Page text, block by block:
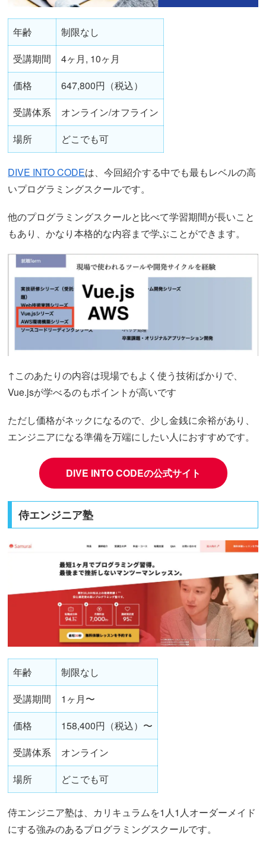
年齢
制限なし
受講期間
4ヶ月, 10ヶ月
価格
647,800円（税込）
受講体系
オンライン/オフライン
場所
どこでも可
DIVE INTO CODEは、今回紹介する中でも最もレベルの高
いプログラミングスクールです。
他のプログラミングスクールと比べて学習期間が長いこと
もあり、かなり本格的な内容まで学ぶことができます。
↑このあたりの内容は現場でもよく使う技術ばかりで、
Vue.jsが学べるのもポイントが高いです
ただし価格がネックになるので、少し金銭に余裕があり、
エンジニアになる準備を万端にしたい人におすすめです。
DIVE INTO CODEの公式サイト
侍エンジニア塾
年齢
制限なし
受講期間
1ヶ月〜
価格
158,400円（税込）〜
受講体系
オンライン
場所
どこでも可
侍エンジニア塾は、カリキュラムを1人1人オーダーメイド
にする強みのあるプログラミングスクールです。